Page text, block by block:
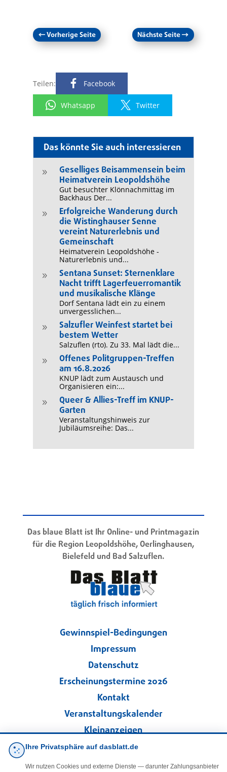
Das könnte Sie auch interessieren
9
Geselliges Beisammensein beim
Heimatverein Leopoldshöhe
Gut besuchter Klönnachmittag im
Backhaus Der...
9
Erfolgreiche Wanderung durch
die Wistinghauser Senne
vereint Naturerlebnis und
Gemeinschaft
Heimatverein Leopoldshöhe -
Naturerlebnis und...
9
Sentana Sunset: Sternenklare
Nacht trifft Lagerfeuerromantik
und musikalische Klänge
Dorf Sentana lädt ein zu einem
unvergesslichen...
9
Salzufler Weinfest startet bei
bestem Wetter
Salzuflen (rto). Zu 33. Mal lädt die...
9
Offenes Politgruppen-Treffen
am 16.8.2026
KNUP lädt zum Austausch und
Organisieren ein:...
9
Queer & Allies-Treff im KNUP-
Garten
Veranstaltungshinweis zur
Jubiläumsreihe: Das...
←Vorherige Seite Nächste Seite→
Teilen: Facebook
Whatsapp Twitter
Das blaue Blatt ist Ihr Online- und Printmagazin
für die Region Leopoldshöhe, Oerlinghausen,
Bielefeld und Bad Salzuflen.
Gewinnspiel-Bedingungen
Impressum
Datenschutz
Erscheinungstermine 2026
Kontakt
Veranstaltungskalender
Kleinanzeigen
Ihre Privatsphäre auf dasblatt.de
Wir nutzen Cookies und externe Dienste — darunter Zahlungsanbieter